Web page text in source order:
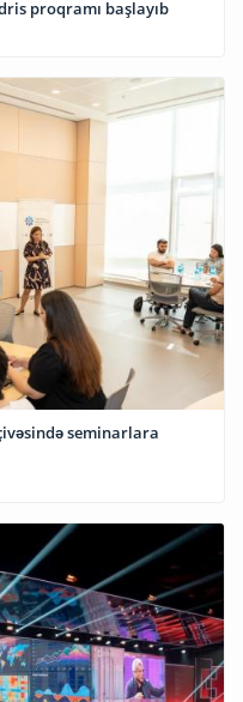
proqramı başlayıb
seminarlara